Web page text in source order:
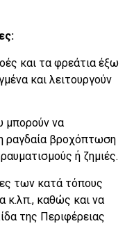
και τα φρεάτια έξω
και λειτουργούν
μπορούν να
ραγδαία βροχόπτωση
ή ζημιές.
των κατά τόπους
κ.λπ., καθώς και να
της Περιφέρειας